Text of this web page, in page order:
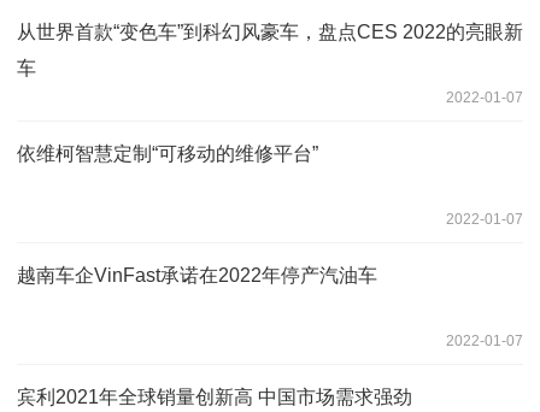
从世界首款“变色车”到科幻风豪车，盘点CES 2022的亮眼新
车
2022-01-07
依维柯智慧定制“可移动的维修平台”
2022-01-07
越南车企VinFast承诺在2022年停产汽油车
2022-01-07
宾利2021年全球销量创新高 中国市场需求强劲